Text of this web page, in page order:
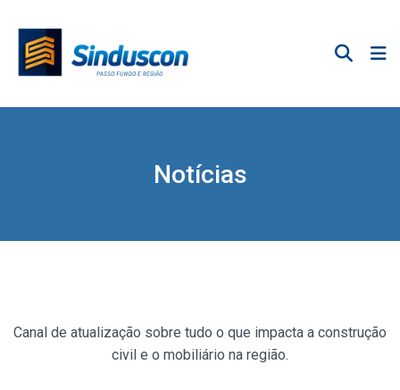
Notícias
Canal de atualização sobre tudo o que impacta a construção
civil e o mobiliário na região.